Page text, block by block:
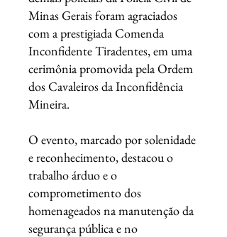
Minas Gerais foram agraciados
com a prestigiada Comenda
Inconfidente Tiradentes, em uma
cerimônia promovida pela Ordem
dos Cavaleiros da Inconfidência
Mineira.
O evento, marcado por solenidade
e reconhecimento, destacou o
trabalho árduo e o
comprometimento dos
homenageados na manutenção da
segurança pública e no